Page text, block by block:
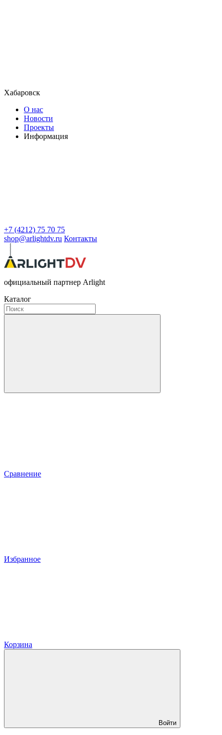
Хабаровск
О нас
Новости
Проекты
Информация
+7 (4212) 75 70 75
shop@arlightdv.ru Контакты
официальный партнер Arlight
Каталог
Сравнение
Избранное
Корзина
Войти